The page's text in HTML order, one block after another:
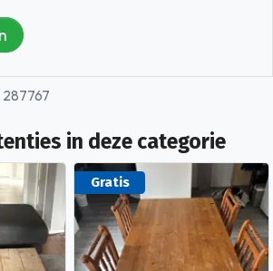
in deze categorie
Gratis